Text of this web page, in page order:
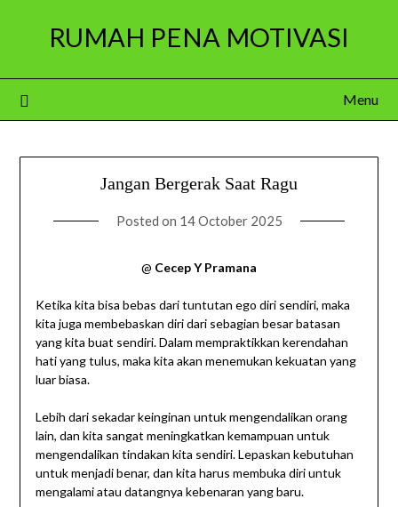
RUMAH PENA MOTIVASI
Menu
Jangan Bergerak Saat Ragu
Posted on 14 October 2025
@ Cecep Y Pramana
Ketika kita bisa bebas dari tuntutan ego diri sendiri, maka
kita juga membebaskan diri dari sebagian besar batasan
yang kita buat sendiri. Dalam mempraktikkan kerendahan
hati yang tulus, maka kita akan menemukan kekuatan yang
luar biasa.
Lebih dari sekadar keinginan untuk mengendalikan orang
lain, dan kita sangat meningkatkan kemampuan untuk
mengendalikan tindakan kita sendiri. Lepaskan kebutuhan
untuk menjadi benar, dan kita harus membuka diri untuk
mengalami atau datangnya kebenaran yang baru.